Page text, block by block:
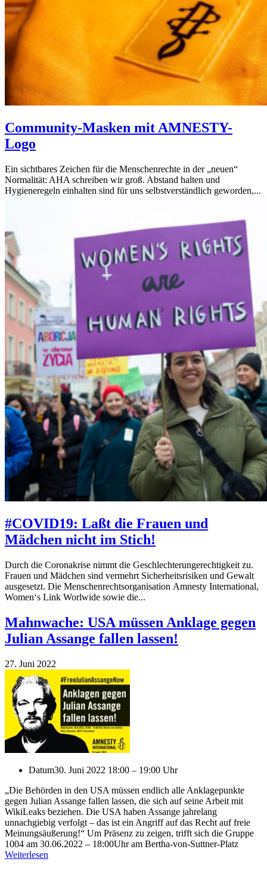
Community-Masken mit AMNESTY-
Logo
Ein sichtbares Zeichen für die Menschenrechte in der „neuen“
Normalität: AHA schreiben wir groß. Abstand halten und
Hygieneregeln einhalten sind für uns selbstverständlich geworden,...
#COVID19: Laßt die Frauen und
Mädchen nicht im Stich!
Durch die Coronakrise nimmt die Geschlechterungerechtigkeit zu.
Frauen und Mädchen sind vermehrt Sicherheitsrisiken und Gewalt
ausgesetzt. Die Menschenrechtsorganisation Amnesty International,
Women‘s Link Worlwide sowie die...
Mahnwache: USA müssen Anklage gegen
Julian Assange fallen lassen!
27. Juni 2022
Datum30. Juni 2022 18:00 – 19:00 Uhr
„Die Behörden in den USA müssen endlich alle Anklagepunkte
gegen Julian Assange fallen lassen, die sich auf seine Arbeit mit
WikiLeaks beziehen. Die USA haben Assange jahrelang
unnachgiebig verfolgt – das ist ein Angriff auf das Recht auf freie
Meinungsäußerung!“ Um Präsenz zu zeigen, trifft sich die Gruppe
1004 am 30.06.2022 – 18:00Uhr am Bertha-von-Suttner-Platz
Weiterlesen